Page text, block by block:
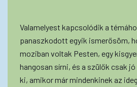
Valamelyest kapcsolódik a
panaszkodott egyik ismerősöm,
moziban voltak Pesten, egy
hangosan sírni, és a szülők csak
ki, amikor már mindenkinek az